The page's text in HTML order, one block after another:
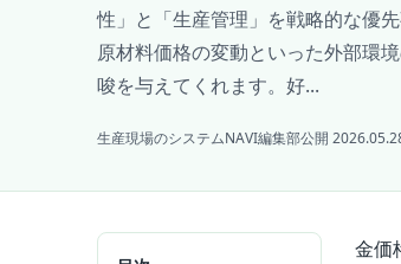
性」と「生産管理」を戦略的な優
原材料価格の変動といった外部環
唆を与えてくれます。好...
生産現場のシステムNAVI編集部公開
金価